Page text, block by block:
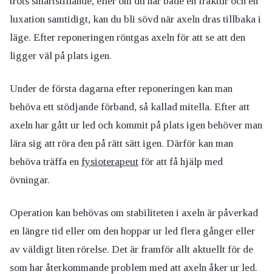
luxation samtidigt, kan du bli sövd när axeln dras tillbaka i
läge. Efter reponeringen röntgas axeln för att se att den
ligger väl på plats igen.
Under de första dagarna efter reponeringen kan man
behöva ett stödjande förband, så kallad mitella. Efter att
axeln har gått ur led och kommit på plats igen behöver man
lära sig att röra den på rätt sätt igen. Därför kan man
behöva träffa en fysioterapeut för att få hjälp med
övningar.
Operation kan behövas om stabiliteten i axeln är påverkad
en längre tid eller om den hoppar ur led flera gånger eller
av väldigt liten rörelse. Det är framför allt aktuellt för de
som har återkommande problem med att axeln åker ur led.